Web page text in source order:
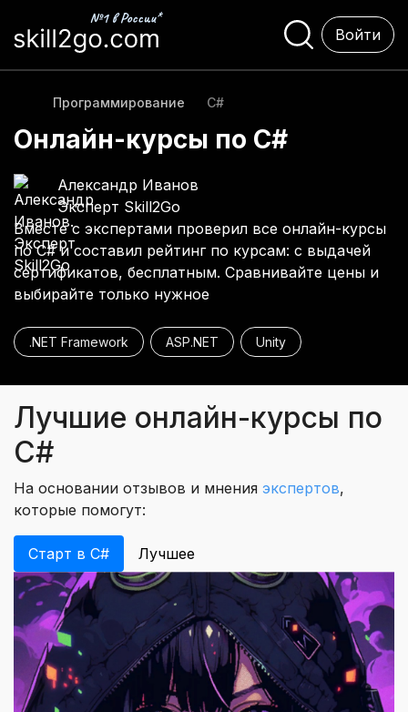
Войти
Программирование C#
Онлайн-курсы по C#
Александр Иванов
Эксперт Skill2Go
Вместе с экспертами проверил все онлайн-курсы
по C# и составил рейтинг по курсам: с выдачей
сертификатов, бесплатным. Сравнивайте цены и
выбирайте только нужное
.NET Framework ASP.NET Unity
Лучшие онлайн-курсы по
C#
На основании отзывов и мнения экспертов,
которые помогут:
Старт в C# Лучшее